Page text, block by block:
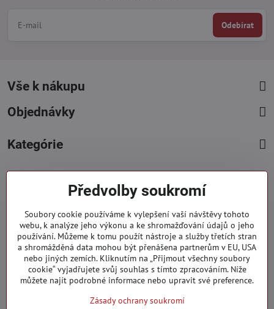
Odebírat
Vše k nákupu
Objednávky
Kategórie
Facebook Instagram Pinterest
+421 919 060 751
Pondělí - Pátek : 09:00 - 15:00 hod.
info​@everlady​.eu
Non stop ( 24/7 )
Předvolby soukromí
Soubory cookie používáme k vylepšení vaší návštěvy tohoto
webu, k analýze jeho výkonu a ke shromažďování údajů o jeho
používání. Můžeme k tomu použít nástroje a služby třetích stran
a shromážděná data mohou být přenášena partnerům v EU, USA
nebo jiných zemích. Kliknutím na „Přijmout všechny soubory
cookie“ vyjadřujete svůj souhlas s tímto zpracováním. Níže
můžete najít podrobné informace nebo upravit své preference.
Zásady ochrany soukromí